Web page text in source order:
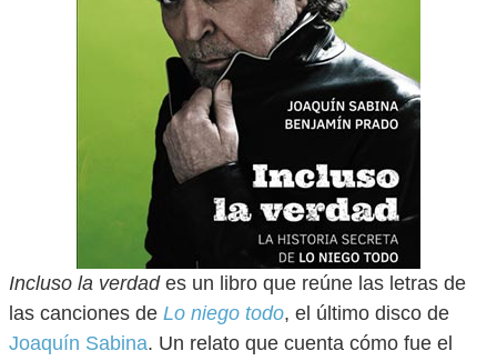
Incluso la verdades un libro que reúne las letras de
las canciones de Lo niego todo, el último disco de
Joaquín Sabina. Un relato que cuenta cómo fue el